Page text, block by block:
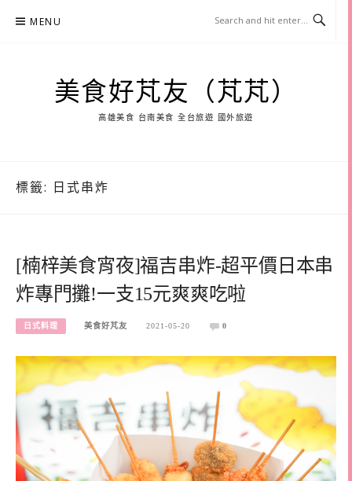
MENU
美食好芃友（芃芃）
高雄美食 台南美食 全台旅遊 國外旅遊
標籤: 日式串炸
[楠梓美食宵夜]福吉串炸-超平價日本串
炸專門攤!一支15元爽爽吃啦
日式料理 美食好芃友 2021-05-20 0